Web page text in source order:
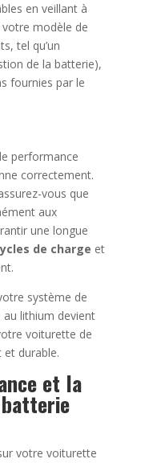
en veillant à
modèle de
tel qu’un
de la batterie),
fournies par le
performance
correctement.
vous que
aux
une longue
de charge et
système de
lithium devient
voiturette de
et durable.
et la
votre voiturette